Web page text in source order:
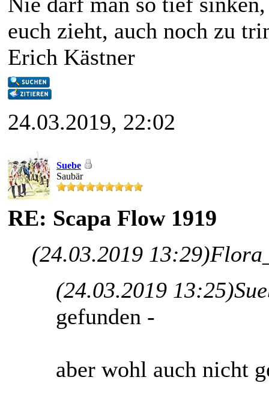
euch zieht, auch noch zu
Erich Kästner
24.03.2019, 22:02
Suebe
Saubär
RE: Scapa Flow 1919
(24.03.2019 13:29)
(24.03.2019 13:25)
gefunden -
aber wohl auch nicht